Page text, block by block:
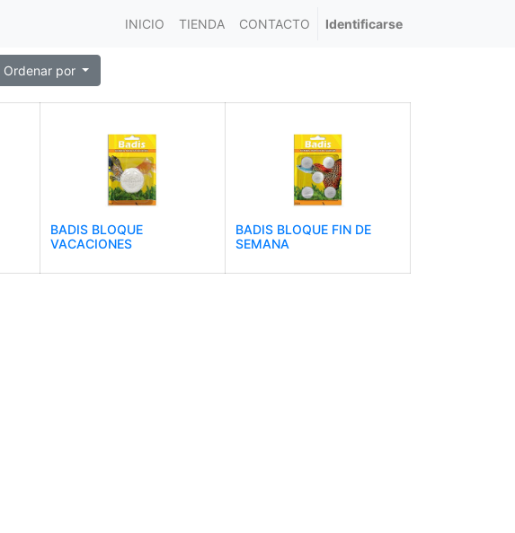
INICIO TIENDA CONTACTO Identificarse
Ordenar por
BADIS BLOQUE
VACACIONES
BADIS BLOQUE FIN DE
SEMANA